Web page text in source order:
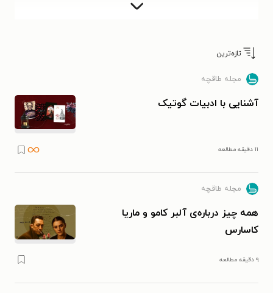
پایان‌نامه‌ای در حوزه‌ی مسائل تاریخ معاصر ایران
تولید محتوا در طاقچه
تازه‌ترین
مجله طاقچه
آشنایی با ادبیات گوتیک
۱۱ دقیقه مطالعه
مجله طاقچه
همه چیز درباره‌ی آلبر کامو و ماریا
کاسارس
۹ دقیقه مطالعه